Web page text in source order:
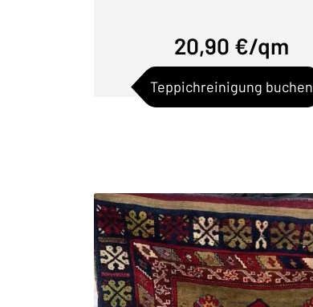
20,90 €/qm
Teppichreinigung buchen